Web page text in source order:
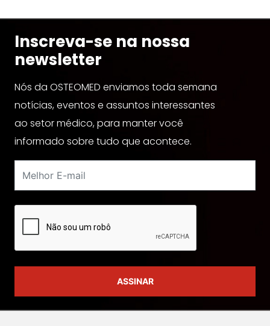
Inscreva-se na nossa
newsletter
Nós da OSTEOMED enviamos toda semana
notícias, eventos e assuntos interessantes
ao setor médico, para manter você
informado sobre tudo que acontece.